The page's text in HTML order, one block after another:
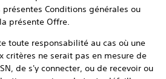
Conditions générales ou
présente Offre.
toute responsabilité au cas où une
critères ne serait pas en mesure de
de s'y connecter, ou de recevoir ou